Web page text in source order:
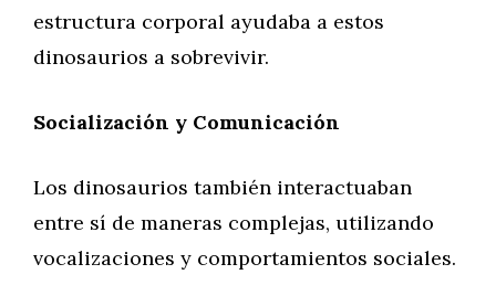
estructura corporal ayudaba a estos
dinosaurios a sobrevivir.
Socialización y Comunicación
Los dinosaurios también interactuaban
entre sí de maneras complejas, utilizando
vocalizaciones y comportamientos sociales.